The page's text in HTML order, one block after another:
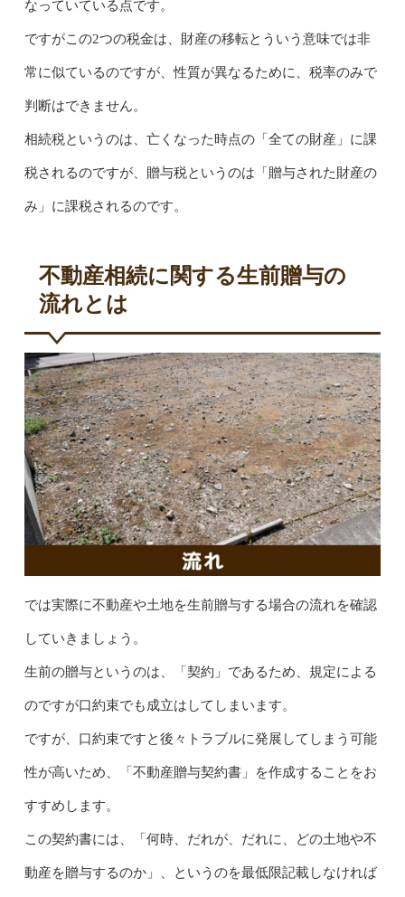
なっていている点です。
ですがこの2つの税金は、財産の移転とういう意味では非
常に似ているのですが、性質が異なるために、税率のみで
判断はできません。
相続税というのは、亡くなった時点の「全ての財産」に課
税されるのですが、贈与税というのは「贈与された財産の
み」に課税されるのです。
不動産相続に関する生前贈与の
流れとは
では実際に不動産や土地を生前贈与する場合の流れを確認
していきましょう。
生前の贈与というのは、「契約」であるため、規定による
のですが口約束でも成立はしてしまいます。
ですが、口約束ですと後々トラブルに発展してしまう可能
性が高いため、「不動産贈与契約書」を作成することをお
すすめします。
この契約書には、「何時、だれが、だれに、どの土地や不
動産を贈与するのか」、というのを最低限記載しなければ